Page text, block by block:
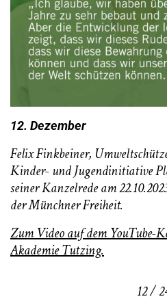
12. Dezember
Felix Finkbeiner,
Kinder- und Jugendinitiative
seiner Kanzelrede am
der Münchner Freiheit.
Zum Video auf dem YouTube-
Akademie Tutzing.
12 /